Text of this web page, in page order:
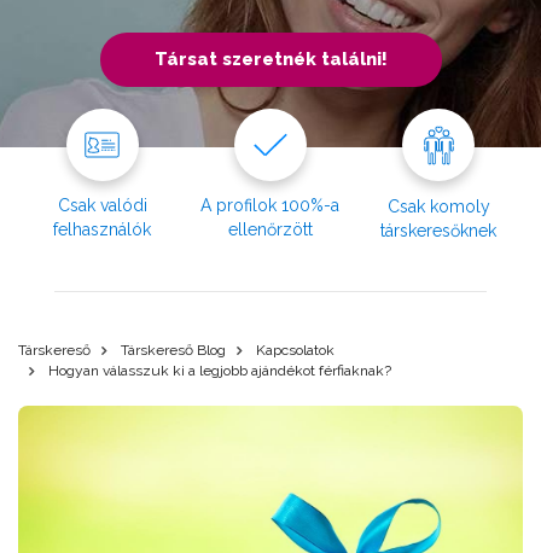
Társat szeretnék találni!
Csak valódi
felhasználók
A profilok 100%-a
ellenőrzött
Csak komoly
társkeresőknek
Társkereső Társkereső Blog
Kapcsolatok
Hogyan válasszuk ki a legjobb ajándékot férfiaknak?